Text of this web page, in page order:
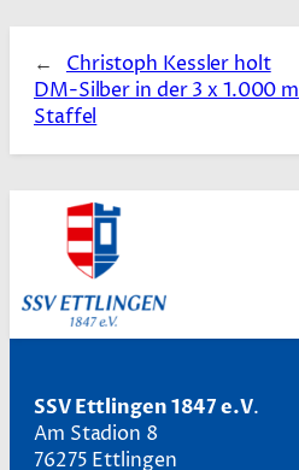
←
Christoph Kessler holt
DM-Silber in der 3 x 1.000 m
Staffel
SSV Ettlingen 1847 e.V.
Am Stadion 8
76275 Ettlingen